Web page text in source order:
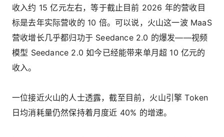
收入约 15 亿元左右，等于截止目前 2026 年的营收目
标是去年实际营收的 10 倍。可以说，火山这一波 MaaS
营收增长几乎都归功于 Seedance 2.0 的爆发——视频
模型 Seedance 2.0 如今已经能带来单月超 10 亿元的
收入。
一位接近火山的人士透露，截至目前，火山引擎 Token
日均消耗量仍然保持着月度近 40% 的增速。